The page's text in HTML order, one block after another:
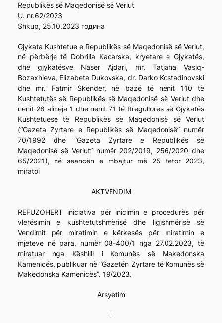
Republikës së Maqedonisë së Veriut
U. nr.62/2023
Shkup, 25.10.2023 година
Gjykata Kushtetue e Republikës së Maqedonisë së Veriut,
në përbërje të Dobrilla Kacarska, kryetare e Gjykatës,
dhe gjykatësve Naser Ajdari, mr. Tatjana Vasiq-
Bozaxhieva, Elizabeta Dukovska, dr. Darko Kostadinovski
dhe mr. Fatmir Skender, në bazë të nenit 110 të
Kushtetutës së Republikës së Maqedonisë së Veriut dhe
nenit 28 alineja 1 dhe nenit 71 të Rregullores së Gjykatës
Kushtetuese të Republikës së Maqedonisë së Veriut
(“Gazeta Zyrtare e Republikës së Maqedonisë” numër
70/1992 dhe “Gazeta Zyrtare e Republikës së
Maqedonisë së Veriut” numër 202/2019, 256/2020 dhe
65/2021), në seancën e mbajtur më 25 tetor 2023,
miratoi
AKTVENDIM
REFUZOHERT iniciativa për inicimin e procedurës për
vlerësimin e kushtetutshmërisë dhe ligjshmërisë së
Vendimit për miratimin e kërkesës për miratimin e
mjeteve në para, numër 08-400/1 nga 27.02.2023, të
miratuar nga Këshilli i Komunës së Makedonska
Kamenicës, publikuar në “Gazetën Zyrtare të Komunës së
Makedonska Kamenicës”. 19/2023.
Arsyetim
I